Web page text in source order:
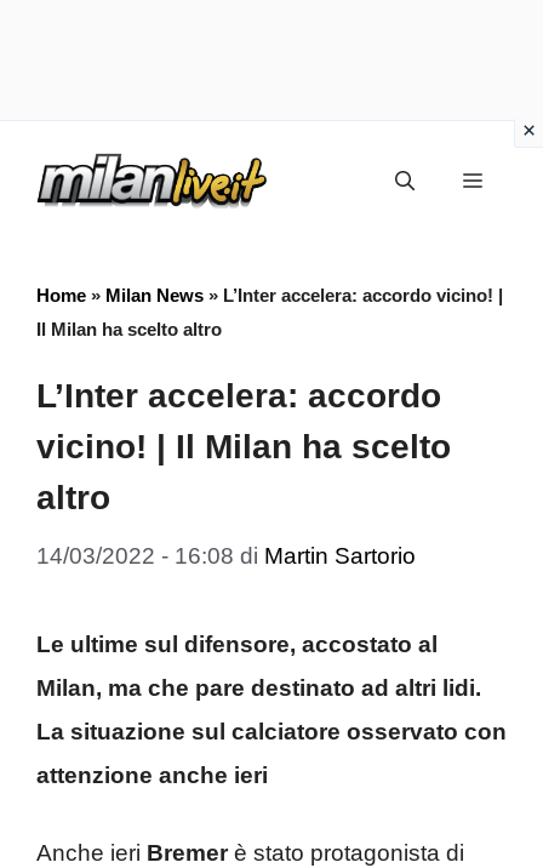
Menu
Home » Milan News » L’Inter accelera: accordo vicino! |
Il Milan ha scelto altro
L’Inter accelera: accordo
vicino! | Il Milan ha scelto
altro
14/03/2022 - 16:08 di Martin Sartorio
Le ultime sul difensore, accostato al
Milan, ma che pare destinato ad altri lidi.
La situazione sul calciatore osservato con
attenzione anche ieri
Anche ieri Bremerè stato protagonista di